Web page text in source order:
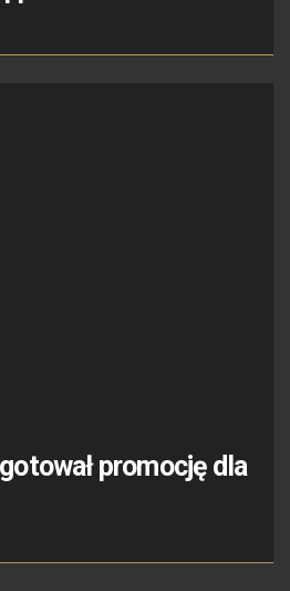
promocję dla